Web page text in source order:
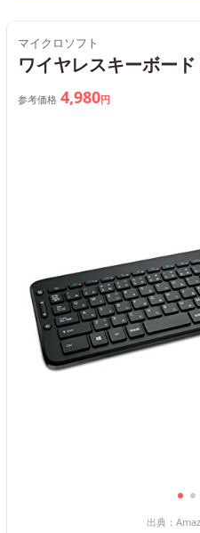
マイクロソフト
ワイヤレスキーボー
参考価格 4,980円
出典：